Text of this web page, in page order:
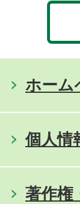
ホーム
個人情
著作権